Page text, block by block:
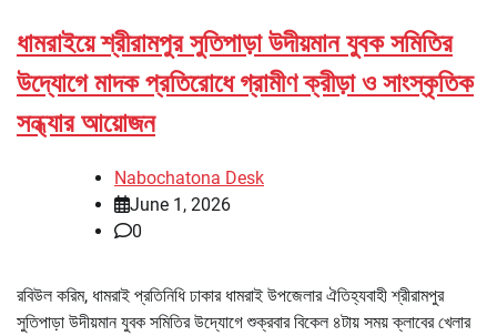
ধামরাইয়ে শ্রীরামপুর সুতিপাড়া উদীয়মান যুবক সমিতির
উদ্যোগে মাদক প্রতিরোধে গ্রামীণ ক্রীড়া ও সাংস্কৃতিক
সন্ধ্যার আয়োজন
Nabochatona Desk
June 1, 2026
0
রবিউল করিম, ধামরাই প্রতিনিধি ঢাকার ধামরাই উপজেলার ঐতিহ্যবাহী শ্রীরামপুর
সুতিপাড়া উদীয়মান যুবক সমিতির উদ্যোগে শুক্রবার বিকেল ৪টায় সময় ক্লাবের খেলার